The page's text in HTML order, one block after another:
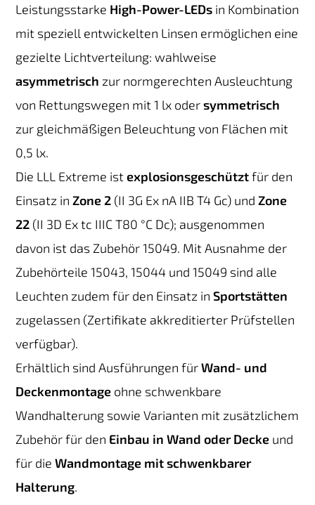
Leistungsstarke High-Power-LEDs in Kombination
mit speziell entwickelten Linsen ermöglichen eine
gezielte Lichtverteilung: wahlweise
asymmetrisch zur normgerechten Ausleuchtung
von Rettungswegen mit 1 lx odersymmetrisch
zur gleichmäßigen Beleuchtung von Flächen mit
0,5 lx.
Die LLL Extreme istexplosionsgeschütztfür den
Einsatz inZone 2 (II 3G Ex nA IIB T4 Gc) undZone
22 (II 3D Ex tc IIIC T80 °C Dc); ausgenommen
davon ist das Zubehör 15049. Mit Ausnahme der
Zubehörteile 15043, 15044 und 15049 sind alle
Leuchten zudem für den Einsatz inSportstätten
zugelassen (Zertifikate akkreditierter Prüfstellen
verfügbar).
Erhältlich sind Ausführungen fürWand- und
Deckenmontage ohne schwenkbare
Wandhalterung sowie Varianten mit zusätzlichem
Zubehör für den Einbau in Wand oder Decke und
für dieWandmontage mit schwenkbarer
Halterung.